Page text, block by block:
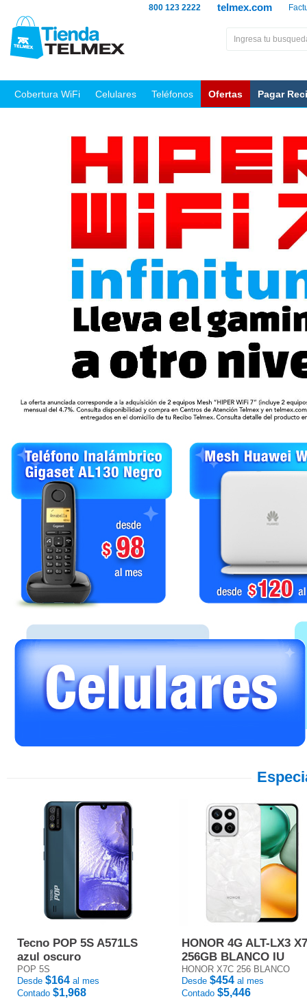
telmex.com
800 123 2222
Cobertura WiFi Celulares Teléfonos Ofertas Pagar
Tecno POP 5S A571LS
azul oscuro
POP 5S
Desde $164 al mes
Contado $1,968
HONOR 4G ALT-LX3
256GB BLANCO IU
HONOR X7C 256 BLANCO
Desde $454 al mes
Contado $5,446